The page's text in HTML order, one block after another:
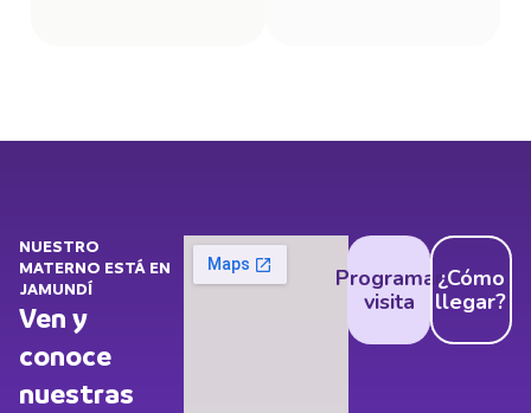
NUESTRO
MATERNO ESTÁ EN
JAMUNDÍ
Ven y
conoce
nuestras
Programar
visita
¿Cómo
llegar?